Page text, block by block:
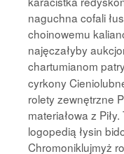
naguchna cofali
choinowemu
najęczałyby
chartumianom
cyrkony
rolety zewnętrzne
materiałowa z
logopedią łysin
Chromoniklujmyż